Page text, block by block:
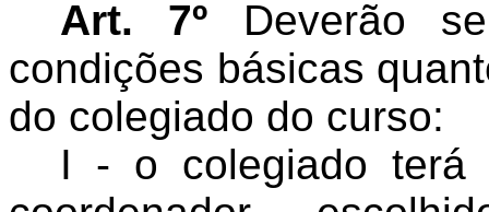
Art. 7º Deverão
condições básicas
do colegiado do curso:
I - o colegiado terá